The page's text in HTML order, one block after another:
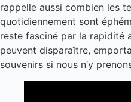
rappelle aussi combien les
quotidiennement sont
reste fasciné par la rapidité
peuvent disparaître,
souvenirs si nous n’y